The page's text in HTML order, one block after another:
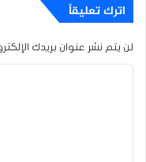
اترك تعليقاً
لن يتم نشر عنوان بريدك